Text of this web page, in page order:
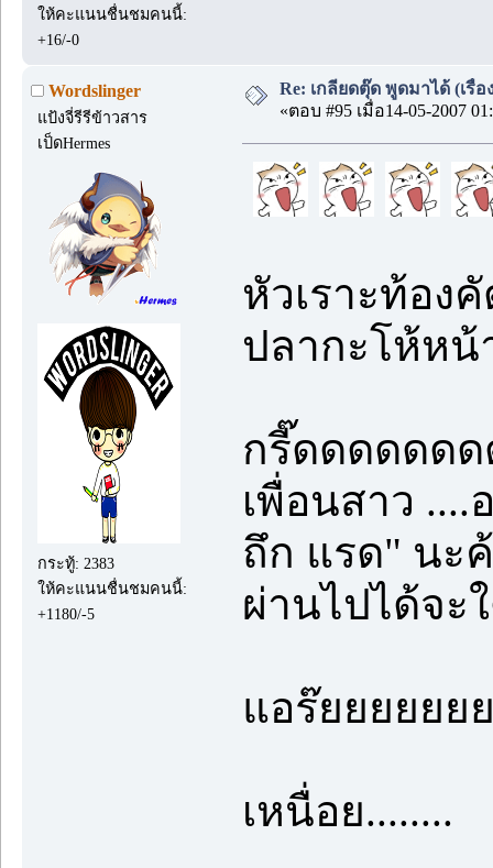
ให้คะแนนชื่นชมคนนี้:
+16/-0
Wordslinger
แป้งจี่รีรีข้าวสาร
เป็ดHermes
กระทู้: 2383
ให้คะแนนชื่นชมคนนี้:
+1180/-5
Re: เกลียดตุ๊ด พูดมาได้ (เรื่
«ตอบ #95 เมื่อ14-05-2007
หัวเราะท้อง
ปลากะโห้หน้
กรี๊ดดดดดด
เพื่อนสาว ....
ถึก แรด" นะ
ผ่านไปได้จะ
แอร๊ยยยยยย
เหนื่อย........